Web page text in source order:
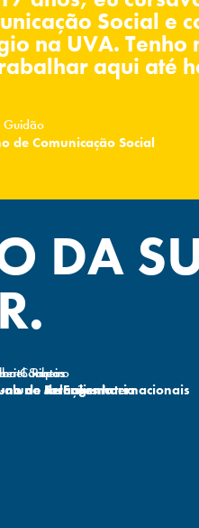
Social e
na UVA.
aqui até
Guidão
de Comunicação Social
DA
Ribeiro
aluno de Engenharia
Santos
de Relações Internacionais
Campos
de Jornalismo